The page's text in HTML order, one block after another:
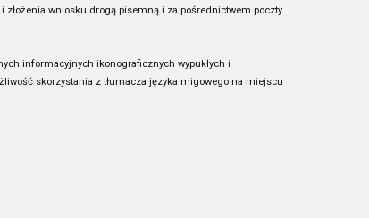
wniosku drogą pisemną i za pośrednictwem poczty
informacyjnych ikonograficznych wypukłych i
skorzystania z tłumacza języka migowego na miejscu